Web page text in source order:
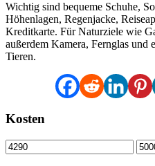
Wichtig sind bequeme Schuhe,
Höhenlagen, Regenjacke,
Kreditkarte. Für Naturziele wie
außerdem Kamera, Fernglas und
Tieren.
Kosten
Min.
Preis